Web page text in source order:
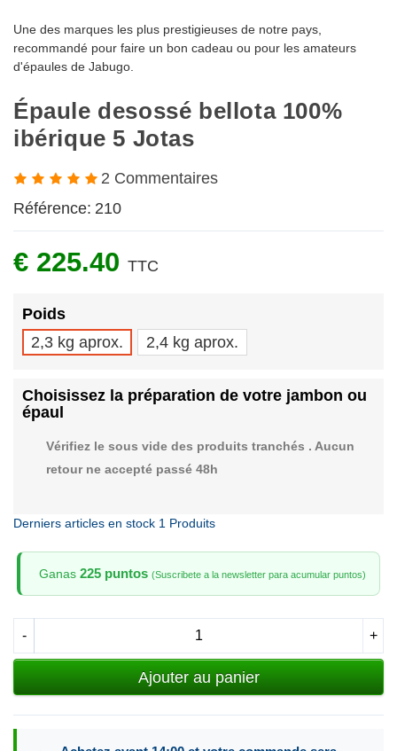
Une des marques les plus prestigieuses de notre pays,
recommandé pour faire un bon cadeau ou pour les amateurs
d'épaules de Jabugo.
Épaule desossé bellota 100%
ibérique 5 Jotas
2 Commentaires
Référence: 210
€ 225.40 TTC
Poids
2,3 kg aprox.
2,4 kg aprox.
Choisissez la préparation de votre jambon ou
épaul
Vérifiez le sous vide des produits tranchés . Aucun
retour ne accepté passé 48h
Derniers articles en stock 1 Produits
Ganas 225 puntos (Suscribete a la newsletter para acumular puntos)
- +
Ajouter au panier